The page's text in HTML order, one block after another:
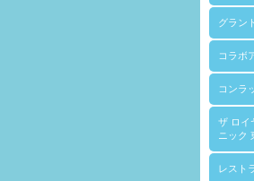
グラン
コラボ
コンラ
ザ ロイ
ニック
レスト